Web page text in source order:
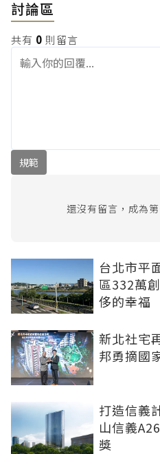
討論區
共有 0 則留言
規範
還沒有留言，成為
台北市平
區332萬
侈的幸福
新北社宅
邦勇摘國
打造信義
山信義
獎